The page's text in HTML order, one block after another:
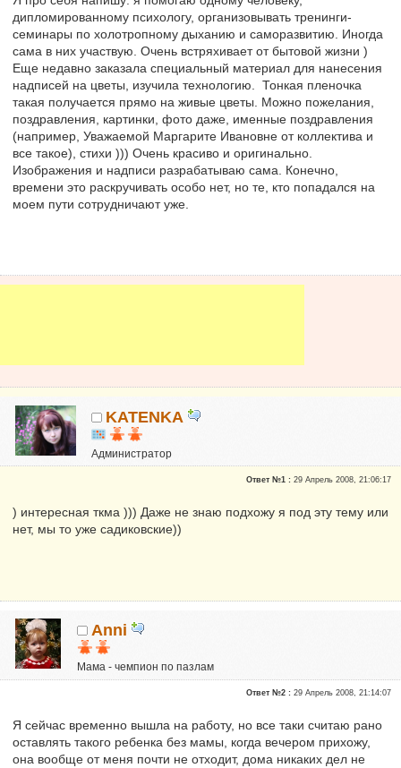
дипломированному психологу, организовывать тренинги-
семинары по холотропному дыханию и саморазвитию. Иногда
сама в них участвую. Очень встряхивает от бытовой жизни )
Еще недавно заказала специальный материал для нанесения
надписей на цветы, изучила технологию. Тонкая пленочка
такая получается прямо на живые цветы. Можно пожелания,
поздравления, картинки, фото даже, именные поздравления
(например, Уважаемой Маргарите Ивановне от коллектива и
все такое), стихи ))) Очень красиво и оригинально.
Изображения и надписи разрабатываю сама. Конечно,
времени это раскручивать особо нет, но те, кто попадался на
моем пути сотрудничают уже.
KATENKA
Администратор
Репутация:
Ответ №1 :29 Апрель 2008, 21:06:17
) интересная ткма ))) Даже не знаю подхожу я под эту тему или
нет, мы то уже садиковские))
Anni
Мама - чемпион по пазлам
Почетные участники
Репутация:27
меня зовут Жанна
Ответ №2 :29 Апрель 2008, 21:14:07
Я сейчас временно вышла на работу, но все таки считаю рано
оставлять такого ребенка без мамы, когда вечером прихожу,
она вообще от меня почти не отходит, дома никаких дел не